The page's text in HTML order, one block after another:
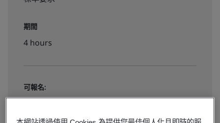
期間
4 hours
可報名: